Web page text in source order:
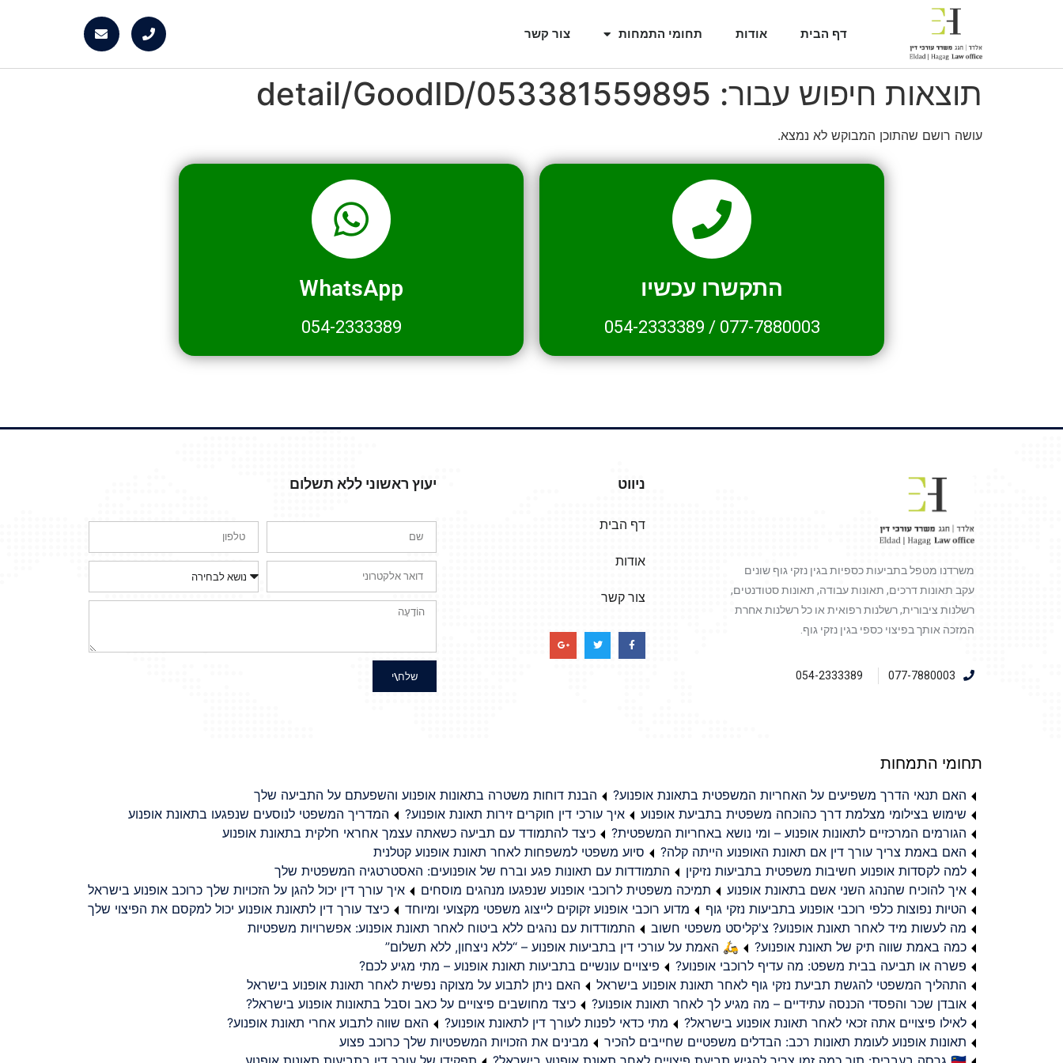
דף הבית אודות תחומי התמחות צור קשר
תוצאות חיפוש עבור: detail/GoodID/053381559895
עושה רושם שהתוכן המבוקש לא נמצא.
התקשרו עכשיו
077-7880003
/
054-2333389
WhatsApp
054-2333389
משרדנו מטפל בתביעות כספיות בגין נזקי גוף שונים
עקב תאונות דרכים, תאונות עבודה, תאונות סטודנטים,
רשלנות ציבורית, רשלנות רפואית או כל רשלנות אחרת
המזכה אותך בפיצוי כספי בגין נזקי גוף.
077-7880003
054-2333389
ניווט
דף הבית
אודות
צור קשר
יעוץ ראשוני ללא תשלום
שלח\י
תחומי התמחות
האם תנאי הדרך משפיעים על האחריות המשפטית בתאונת אופנוע?
הבנת דוחות משטרה בתאונות אופנוע והשפעתם על התביעה שלך
שימוש בצילומי מצלמת דרך כהוכחה משפטית בתביעת אופנוע
איך עורכי דין חוקרים זירות תאונת אופנוע?
המדריך המשפטי לנוסעים שנפגעו בתאונת אופנוע
הגורמים המרכזיים לתאונות אופנוע – ומי נושא באחריות המשפטית?
כיצד להתמודד עם תביעה כשאתה עצמך אחראי חלקית בתאונת אופנוע
האם באמת צריך עורך דין אם תאונת האופנוע הייתה קלה?
סיוע משפטי למשפחות לאחר תאונת אופנוע קטלנית
למה לקסדות אופנוע חשיבות משפטית בתביעות נזיקין
התמודדות עם תאונות פגע וברח של אופנועים: האסטרטגיה המשפטית שלך
איך להוכיח שהנהג השני אשם בתאונת אופנוע
תמיכה משפטית לרוכבי אופנוע שנפגעו מנהגים מוסחים
איך עורך דין יכול להגן על הזכויות שלך כרוכב אופנוע בישראל
הטיות נפוצות כלפי רוכבי אופנוע בתביעות נזקי גוף
מדוע רוכבי אופנוע זקוקים לייצוג משפטי מקצועי ומיוחד
כיצד עורך דין לתאונת אופנוע יכול למקסם את הפיצוי שלך
מה לעשות מיד לאחר תאונת אופנוע? צ'קליסט משפטי חשוב
התמודדות עם נהגים ללא ביטוח לאחר תאונת אופנוע: אפשרויות משפטיות
כמה באמת שווה תיק של תאונת אופנוע?
🛵 האמת על עורכי דין בתביעות אופנוע – “ללא ניצחון, ללא תשלום”
פשרה או תביעה בבית משפט: מה עדיף לרוכבי אופנוע?
פיצויים עונשיים בתביעות תאונת אופנוע – מתי מגיע לכם?
התהליך המשפטי להגשת תביעת נזקי גוף לאחר תאונת אופנוע בישראל
האם ניתן לתבוע על מצוקה נפשית לאחר תאונת אופנוע בישראל
אובדן שכר והפסדי הכנסה עתידיים – מה מגיע לך לאחר תאונת אופנוע?
כיצד מחושבים פיצויים על כאב וסבל בתאונות אופנוע בישראל?
לאילו פיצויים אתה זכאי לאחר תאונת אופנוע בישראל?
מתי כדאי לפנות לעורך דין לתאונת אופנוע?
האם שווה לתבוע אחרי תאונת אופנוע?
תאונות אופנוע לעומת תאונות רכב: הבדלים משפטיים שחייבים להכיר
מבינים את הזכויות המשפטיות שלך כרוכב פצוע